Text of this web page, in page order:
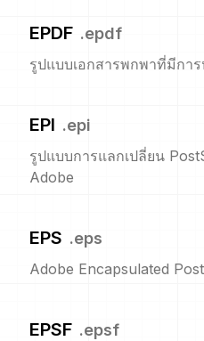
EPDF .epdf
รูปแบบเอกสารพกพาที่มีกา
EPI .epi
รูปแบบการแลกเปลี่ยน
Adobe
EPS .eps
Adobe Encapsulated
EPSF .epsf